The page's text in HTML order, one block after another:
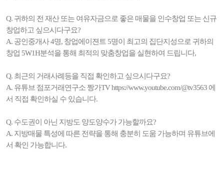
Q. 귀하의 전 재산 또는 여유자금으로 좋은 매물을 인수창업 또는 신규
창업하고 싶으시다구요?
A. 공인중개사 4명, 창업에이젼트 5명이 최고의 집단지성으로 귀하의
창업 5W1H분석을 통해 최적의 맞춤창업을 실현하여 드립니다,
Q. 최근의 거래사례등을 직접 확인하고 싶으시다구요?
A. 유튜브 점포거래연구소 짱가TV https://www.youtube.com/@tv3563 에
서 직접 확인하실 수 있습니다.
Q. 수도권이 아닌 지방도 양도양수가 가능할까요?
A. 지방매물 특성에 따른 전략을 통해 충분히 도움 가능하며 유튜브에
서 확인 가능합니다.